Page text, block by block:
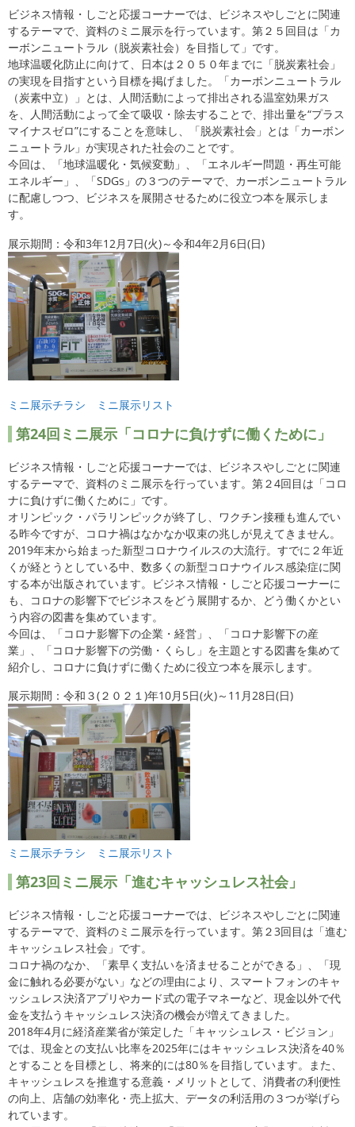
ビジネス情報・しごと応援コーナーでは、ビジネスやしごとに関連
するテーマで、資料のミニ展示を行っています。第２５回目は「カ
ーボンニュートラル（脱炭素社会）を目指して」です。
地球温暖化防止に向けて、日本は２０５０年までに「脱炭素社会」
の実現を目指すという目標を掲げました。「カーボンニュートラル
（炭素中立）」とは、人間活動によって排出される温室効果ガス
を、人間活動によって全て吸収・除去することで、排出量を“プラス
マイナスゼロ”にすることを意味し、「脱炭素社会」とは「カーボン
ニュートラル」が実現された社会のことです。
今回は、「地球温暖化・気候変動」、「エネルギー問題・再生可能
エネルギー」、「SDGs」の３つのテーマで、カーボンニュートラル
に配慮しつつ、ビジネスを展開させるために役立つ本を展示しま
す。
展示期間：令和3年12月7日(火)～令和4年2月6日(日)
ミニ展示チラシ ミニ展示リスト
第24回ミニ展示「コロナに負けずに働くために」
ビジネス情報・しごと応援コーナーでは、ビジネスやしごとに関連
するテーマで、資料のミニ展示を行っています。第２4回目は「コロ
ナに負けずに働くために」です。
オリンピック・パラリンピックが終了し、ワクチン接種も進んでい
る昨今ですが、コロナ禍はなかなか収束の兆しが見えてきません。
2019年末から始まった新型コロナウイルスの大流行。すでに２年近
くが経とうとしている中、数多くの新型コロナウイルス感染症に関
する本が出版されています。ビジネス情報・しごと応援コーナーに
も、コロナの影響下でビジネスをどう展開するか、どう働くかとい
う内容の図書を集めています。
今回は、「コロナ影響下の企業・経営」、「コロナ影響下の産
業」、「コロナ影響下の労働・くらし」を主題とする図書を集めて
紹介し、コロナに負けずに働くために役立つ本を展示します。
展示期間：令和３(２０２１)年10月5日(火)～11月28日(日)
ミニ展示チラシ ミニ展示リスト
第23回ミニ展示「進むキャッシュレス社会」
ビジネス情報・しごと応援コーナーでは、ビジネスやしごとに関連
するテーマで、資料のミニ展示を行っています。第２3回目は「進む
キャッシュレス社会」です。
コロナ禍のなか、「素早く支払いを済ませることができる」、「現
金に触れる必要がない」などの理由により、スマートフォンのキャ
ッシュレス決済アプリやカード式の電子マネーなど、現金以外で代
金を支払うキャッシュレス決済の機会が増えてきました。
2018年4月に経済産業省が策定した「キャッシュレス・ビジョン」
では、現金との支払い比率を2025年にはキャッシュレス決済を40％
とすることを目標とし、将来的には80％を目指しています。また、
キャッシュレスを推進する意義・メリットとして、消費者の利便性
の向上、店舗の効率化・売上拡大、データの利活用の３つが挙げら
れています。